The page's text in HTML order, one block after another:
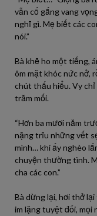
vẫn cố gắng vang
nghĩ gì. Mẹ biết các
nói.”
Bà khẽ ho một tiếng,
ôm mặt khóc nức nở,
chút thấu hiểu. Vy
trăm mối.
“Hơn ba mươi năm
nặng trĩu những vết
mình… khi ấy nghèo
chuyện thường tình.
cha các con.”
Bà dừng lại, hơi thở
im lặng tuyệt đối, mọi